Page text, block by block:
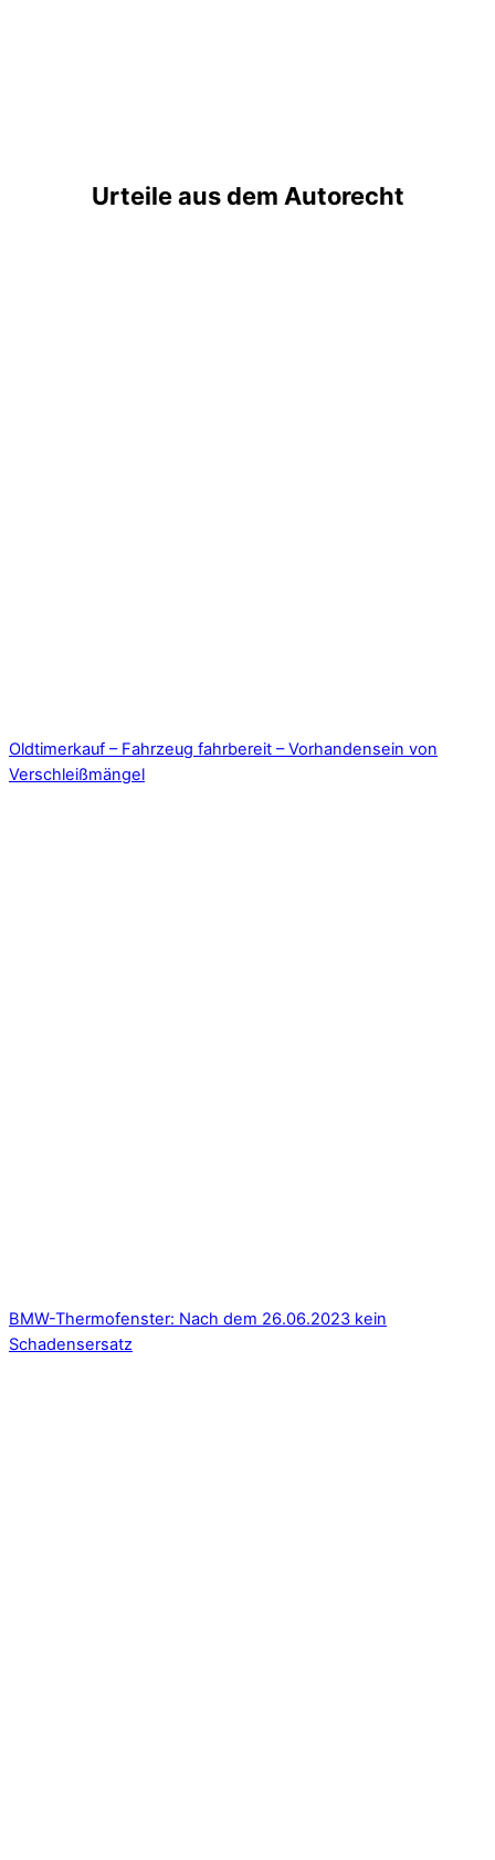
Urteile aus dem Autorecht
Oldtimerkauf – Fahrzeug fahrbereit – Vorhandensein von
Verschleißmängel
BMW-Thermofenster: Nach dem 26.06.2023 kein
Schadensersatz